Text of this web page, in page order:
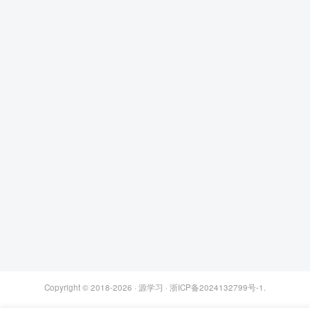
Copyright © 2018-2026 · 源学习 · 浙ICP备2024132799号-1